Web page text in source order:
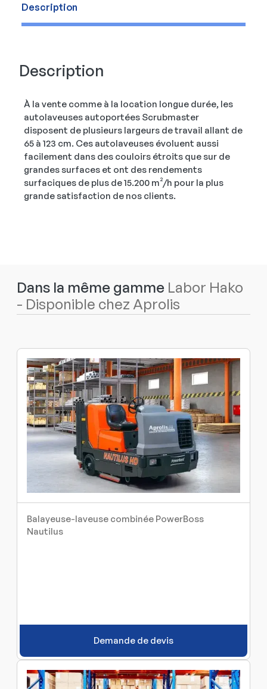
Description
Description
À la vente comme à la location longue durée, les
autolaveuses autoportées Scrubmaster
disposent de plusieurs largeurs de travail allant de
65 à 123 cm. Ces autolaveuses évoluent aussi
facilement dans des couloirs étroits que sur de
grandes surfaces et ont des rendements
surfaciques de plus de 15.200 m²/h pour la plus
grande satisfaction de nos clients.
Dans la même gamme Labor Hako
- Disponible chez Aprolis
Balayeuse-laveuse combinée PowerBoss
Nautilus
Demande de devis